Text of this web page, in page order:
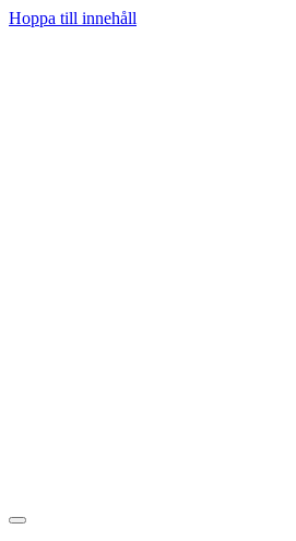
Hoppa till innehåll